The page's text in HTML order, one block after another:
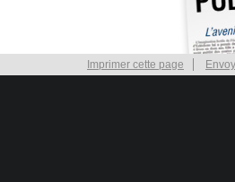
Imprimer cette page